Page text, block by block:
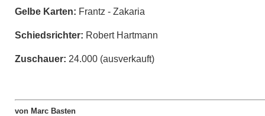
Gelbe Karten: Frantz - Zakaria
Schiedsrichter: Robert Hartmann
Zuschauer: 24.000 (ausverkauft)
von Marc Basten